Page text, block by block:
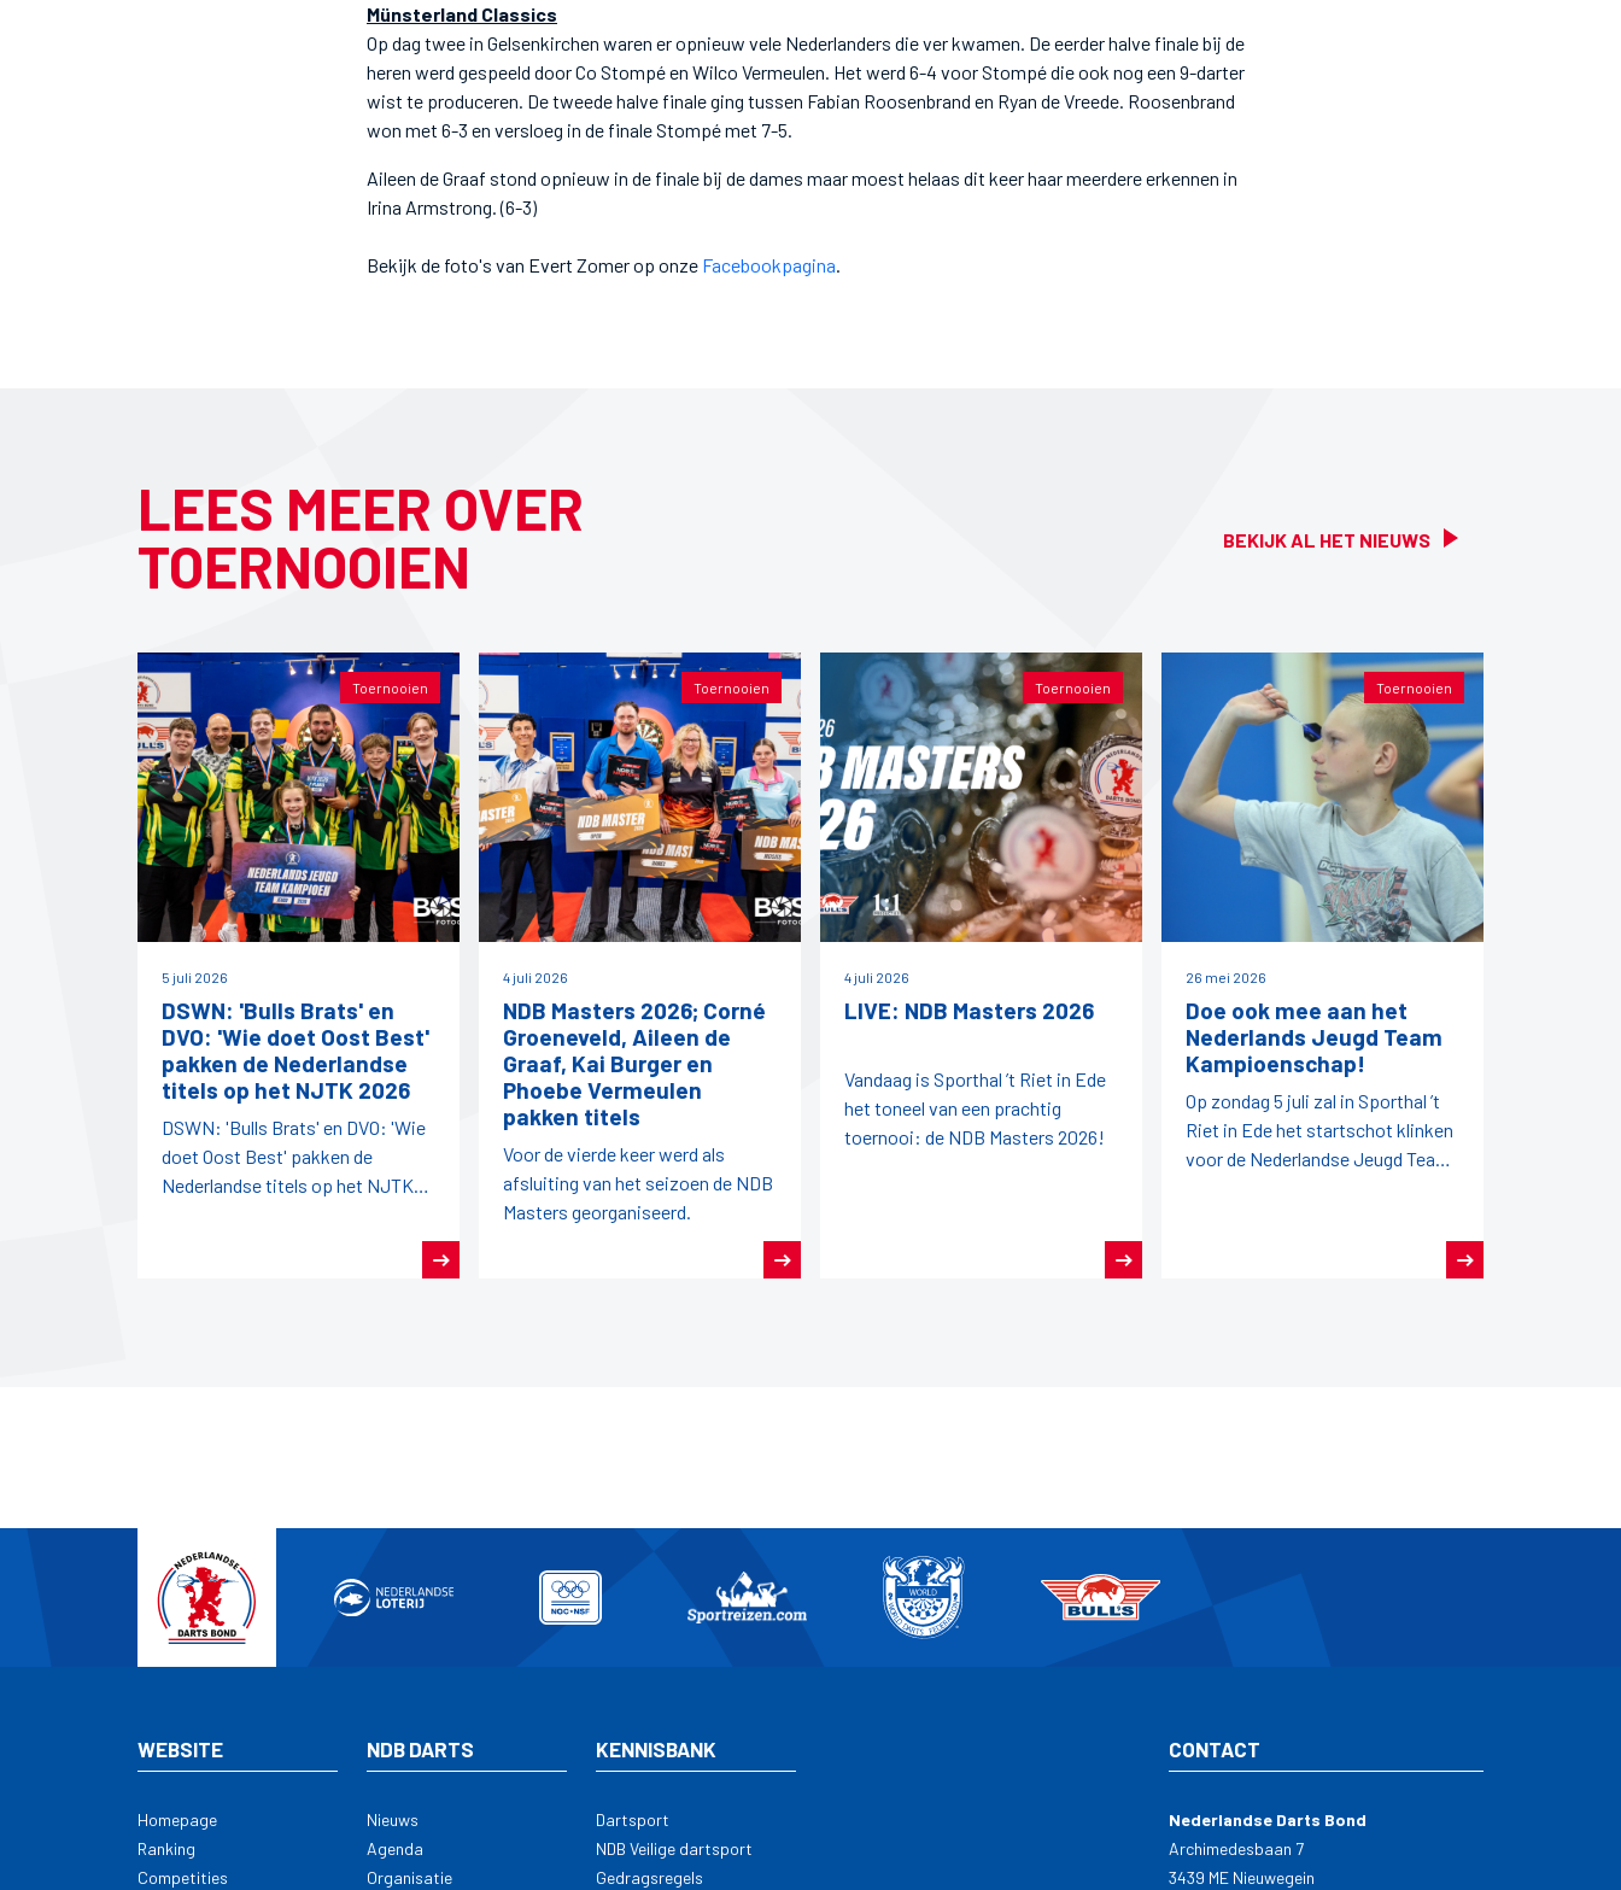
Münsterland Classics
Op dag twee in Gelsenkirchen waren er opnieuw vele Nederlanders die ver kwamen. De eerder halve finale bij de
heren werd gespeeld door Co Stompé en Wilco Vermeulen. Het werd 6-4 voor Stompé die ook nog een 9-darter
wist te produceren. De tweede halve finale ging tussen Fabian Roosenbrand en Ryan de Vreede. Roosenbrand
won met 6-3 en versloeg in de finale Stompé met 7-5.
Aileen de Graaf stond opnieuw in de finale bij de dames maar moest helaas dit keer haar meerdere erkennen in
Irina Armstrong. (6-3)
Bekijk de foto's van Evert Zomer op onze Facebookpagina
LEES MEER OVER
TOERNOOIEN
BEKIJK AL HET NIEUWS
Toernooien
5 juli 2026
DSWN: 'Bulls Brats' en
DVO: 'Wie doet Oost Best'
pakken de Nederlandse
titels op het NJTK 2026
DSWN: 'Bulls Brats' en DVO: 'Wie
doet Oost Best' pakken de
Nederlandse titels op het NJTK
Toernooien
4 juli 2026
NDB Masters 2026; Corné
Groeneveld, Aileen de
Graaf, Kai Burger en
Phoebe Vermeulen
pakken titels
Voor de vierde keer werd als
afsluiting van het seizoen de NDB
Masters georganiseerd.
Toernooien
4 juli 2026
LIVE: NDB Masters 2026
Vandaag is Sporthal ’t Riet in Ede
het toneel van een prachtig
toernooi: de NDB Masters 2026!
Toernooien
26 mei 2026
Doe ook mee aan het
Nederlands Jeugd Team
Kampioenschap!
Op zondag 5 juli zal in Sporthal ’t
Riet in Ede het startschot klinken
voor de Nederlandse Jeugd Team
WEBSITE
Homepage
Ranking
Competities
NDB DARTS
Nieuws
Agenda
Organisatie
KENNISBANK
Dartsport
NDB Veilige dartsport
Gedragsregels
CONTACT
Nederlandse Darts Bond
Archimedesbaan 7
3439 ME Nieuwegein